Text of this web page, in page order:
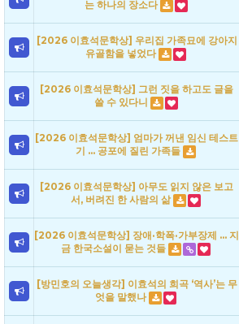
는 하나의 장소다
[2026 이효석문학상] 우리집 가족묘에 강아지
유골함을 넣었다
[2026 이효석문학상] 그런 짓을 하고도 글을
쓸 수 있다니
[2026 이효석문학상] 엄마가 꺼낸 임신 테스트
기 … 공포에 질린 가족들
[2026 이효석문학상] 아무도 읽지 않은 보고
서, 버려진 한 사람의 삶
[2026 이효석문학상] 장애·학폭·가부장제 … 지
금 한국소설이 묻는 것들
[방민호의 오늘생각] 이효석의 희곡 ‘역사’는 무
엇을 말했나